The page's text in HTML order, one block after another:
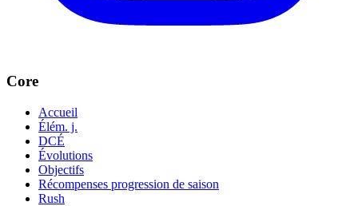
Core
Accueil
Élém. j.
DCÉ
Évolutions
Objectifs
Récompenses progression de saison
Rush